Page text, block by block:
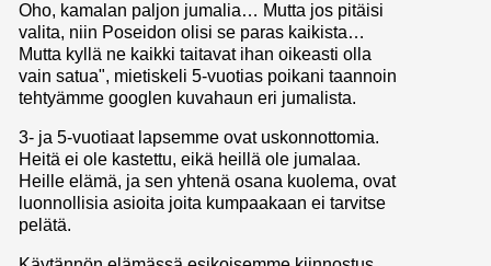
Oho, kamalan paljon jumalia… Mutta jos pitäisi
valita, niin Poseidon olisi se paras kaikista…
Mutta kyllä ne kaikki taitavat ihan oikeasti olla
vain satua", mietiskeli 5-vuotias poikani taannoin
tehtyämme googlen kuvahaun eri jumalista.
3- ja 5-vuotiaat lapsemme ovat uskonnottomia.
Heitä ei ole kastettu, eikä heillä ole jumalaa.
Heille elämä, ja sen yhtenä osana kuolema, ovat
luonnollisia asioita joita kumpaakaan ei tarvitse
pelätä.